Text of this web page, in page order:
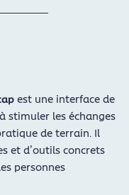
est une interface de
stimuler les échanges
de terrain. Il
et d’outils concrets
personnes